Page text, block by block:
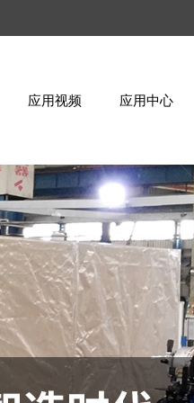
应用视频 应用中心